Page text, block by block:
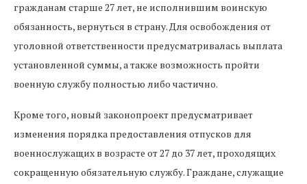
гражданам старше 27 лет, не исполнившим воинскую
обязанность, вернуться в страну. Для освобождения от
уголовной ответственности предусматривалась выплата
установленной суммы, а также возможность пройти
военную службу полностью либо частично.
Кроме того, новый законопроект предусматривает
изменения порядка предоставления отпусков для
военнослужащих в возрасте от 27 до 37 лет, проходящих
сокращенную обязательную службу. Граждане, служащие